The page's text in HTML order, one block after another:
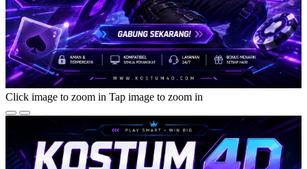
Click image to zoom in Tap image to zoom in